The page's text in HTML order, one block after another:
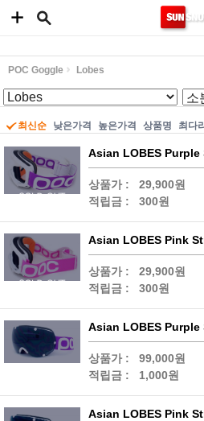
POC Goggle Lobes
최신순 낮은가격 높은가격 상품명 최다
Asian LOBES Purple
상품가 :
29,900원
적립금 :
300원
Asian LOBES Pink
상품가 :
29,900원
적립금 :
300원
Asian LOBES Purple
상품가 :
99,000원
적립금 :
1,000원
Asian LOBES Pink